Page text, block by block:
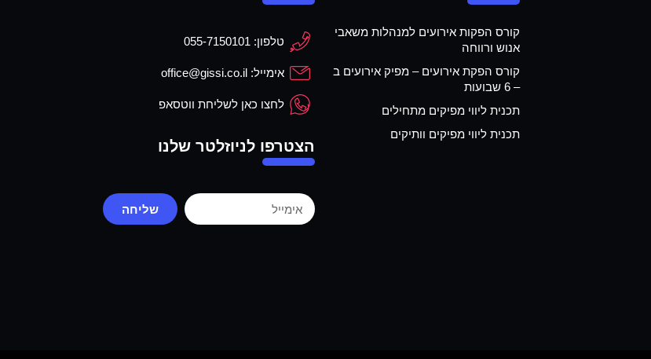
קורס הפקות אירועים למנהלות משאבי
אנוש ורווחה
קורס הפקת אירועים – מפיק אירועים ב
– 6 שבועות
תכנית ליווי מפיקים מתחילים
תכנית ליווי מפיקים וותיקים
טלפון: 055-7150101
אימייל: office@gissi.co.il
לחצו כאן לשליחת ווטסאפ
הצטרפו לניוזלטר שלנו
שליחה